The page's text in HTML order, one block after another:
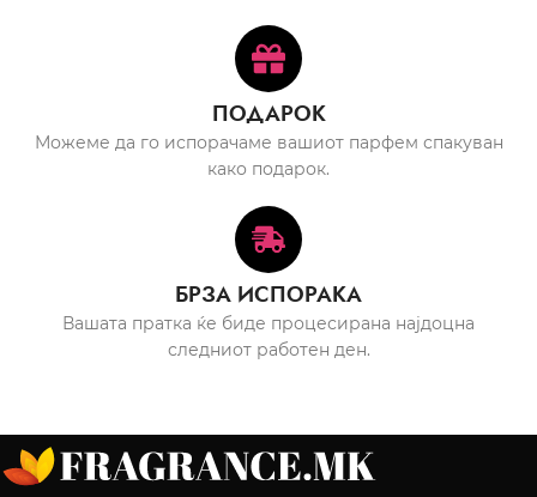
ПОДАРОК
Можеме да го испорачаме вашиот парфем спакуван
како подарок.
БРЗА ИСПОРАКА
Вашата пратка ќе биде процесирана најдоцна
следниот работен ден.